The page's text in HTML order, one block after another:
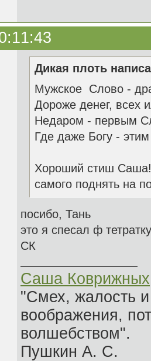
Дикая плоть
Мужское Слово -
Дороже денег, всех
Недаром - первым
Где даже Богу -
Хороший стиш
самого поднять на
посибо, Тань
это я спесал ф тетратку
СК
Саша Коврижных
"Смех, жалость
воображения,
волшебством".
Пушкин А. С.